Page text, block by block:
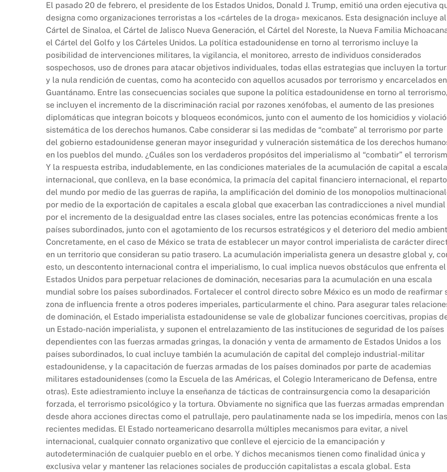
c
e
b
o
o
k
at
s
A
p
p
nt p
y
Li
n
k
El pasado 20 de febrero, el presidente de los Estados Unidos, Donald J. Trump, emitió una orden ejecutiva
designa como organizaciones terroristas a los «cárteles de la droga» mexicanos. Esta designación incluye al
Cártel de Sinaloa, el Cártel de Jalisco Nueva Generación, el Cártel del Noreste, la Nueva Familia
el Cártel del Golfo y los Cárteles Unidos. La política estadounidense en torno al terrorismo incluye la
posibilidad de intervenciones militares, la vigilancia, el monitoreo, arresto de individuos considerados
sospechosos, uso de drones para atacar objetivos individuales, todas ellas estrategias que incluyen la
y la nula rendición de cuentas, como ha acontecido con aquellos acusados por terrorismo y encarcelados en
Guantánamo. Entre las consecuencias sociales que supone la política estadounidense en torno al terrorismo,
se incluyen el incremento de la discriminación racial por razones xenófobas, el aumento de las presiones
diplomáticas que integran boicots y bloqueos económicos, junto con el aumento de los homicidios y
sistemática de los derechos humanos. Cabe considerar si las medidas de “combate” al terrorismo por parte
del gobierno estadounidense generan mayor inseguridad y vulneración sistemática de los derechos
en los pueblos del mundo. ¿Cuáles son los verdaderos propósitos del imperialismo al “combatir” el
Y la respuesta estriba, indudablemente, en las condiciones materiales de la acumulación de capital a escala
internacional, que conlleva, en la base económica, la primacía del capital financiero internacional, el reparto
del mundo por medio de las guerras de rapiña, la amplificación del dominio de los monopolios
por medio de la exportación de capitales a escala global que exacerban las contradicciones a nivel mundial
por el incremento de la desigualdad entre las clases sociales, entre las potencias económicas frente a los
países subordinados, junto con el agotamiento de los recursos estratégicos y el deterioro del medio
Concretamente, en el caso de México se trata de establecer un mayor control imperialista de carácter
en un territorio que consideran su patio trasero. La acumulación imperialista genera un desastre global y,
esto, un descontento internacional contra el imperialismo, lo cual implica nuevos obstáculos que enfrenta el
Estados Unidos para perpetuar relaciones de dominación, necesarias para la acumulación en una escala
mundial sobre los países subordinados. Fortalecer el control directo sobre México es un modo de reafirmar
zona de influencia frente a otros poderes imperiales, particularmente el chino. Para asegurar tales
de dominación, el Estado imperialista estadounidense se vale de globalizar funciones coercitivas, propias
un Estado-nación imperialista, y suponen el entrelazamiento de las instituciones de seguridad de los países
dependientes con las fuerzas armadas gringas, la donación y venta de armamento de Estados Unidos a los
países subordinados, lo cual incluye también la acumulación de capital del complejo industrial-militar
estadounidense, y la capacitación de fuerzas armadas de los países dominados por parte de academias
militares estadounidenses (como la Escuela de las Américas, el Colegio Interamericano de Defensa, entre
otras). Este adiestramiento incluye la enseñanza de tácticas de contrainsurgencia como la desaparición
forzada, el terrorismo psicológico y la tortura. Obviamente no significa que las fuerzas armadas emprendan
desde ahora acciones directas como el patrullaje, pero paulatinamente nada se los impediría, menos con las
recientes medidas. El Estado norteamericano desarrolla múltiples mecanismos para evitar, a nivel
internacional, cualquier connato organizativo que conlleve el ejercicio de la emancipación y
autodeterminación de cualquier pueblo en el orbe. Y dichos mecanismos tienen como finalidad única y
exclusiva velar y mantener las relaciones sociales de producción capitalistas a escala global. Esta